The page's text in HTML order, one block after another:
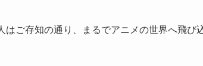
はご存知の通り、まるでアニメの世界へ飛び